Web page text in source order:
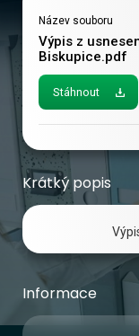
Název souboru
Výpis z
Biskupice.pdf
Stáhnout
Krátký popis
Informace